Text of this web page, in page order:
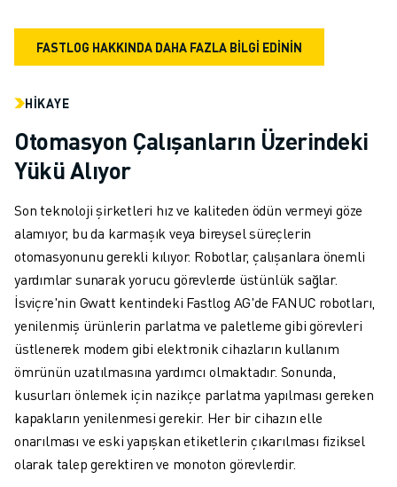
FASTLOG HAKKINDA DAHA FAZLA BİLGİ EDİNİN
HIKAYE
Otomasyon Çalışanların Üzerindeki
Yükü Alıyor
Son teknoloji şirketleri hız ve kaliteden ödün vermeyi göze
alamıyor, bu da karmaşık veya bireysel süreçlerin
otomasyonunu gerekli kılıyor. Robotlar, çalışanlara önemli
yardımlar sunarak yorucu görevlerde üstünlük sağlar.
İsviçre'nin Gwatt kentindeki Fastlog AG'de FANUC robotları,
yenilenmiş ürünlerin parlatma ve paletleme gibi görevleri
üstlenerek modem gibi elektronik cihazların kullanım
ömrünün uzatılmasına yardımcı olmaktadır. Sonunda,
kusurları önlemek için nazikçe parlatma yapılması gereken
kapakların yenilenmesi gerekir. Her bir cihazın elle
onarılması ve eski yapışkan etiketlerin çıkarılması fiziksel
olarak talep gerektiren ve monoton görevlerdir.